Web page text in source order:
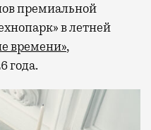
премиальной
в летней
времени»,
года.